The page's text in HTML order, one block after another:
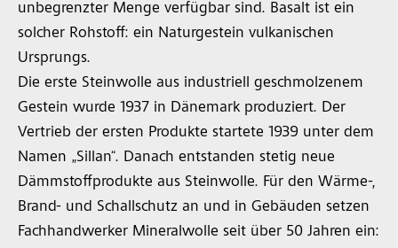
unbegrenzter Menge verfügbar sind. Basalt ist ein
solcher Rohstoff: ein Naturgestein vulkanischen
Ursprungs.
Die erste Steinwolle aus industriell geschmolzenem
Gestein wurde 1937 in Dänemark produziert. Der
Vertrieb der ersten Produkte startete 1939 unter dem
Namen „Sillan“. Danach entstanden stetig neue
Dämmstoffprodukte aus Steinwolle. Für den Wärme-,
Brand- und Schallschutz an und in Gebäuden setzen
Fachhandwerker Mineralwolle seit über 50 Jahren ein: